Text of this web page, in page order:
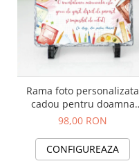
Rama foto personalizata
cadou pentru doamna
invatatoare din ardezie
98,00 RON
CONFIGUREAZA